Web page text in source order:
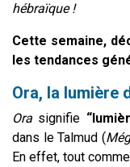
hébraïque !
Cette semaine,
les tendances
Ora, la lumière
Ora signifie
dans le Talmud (
En effet, tout